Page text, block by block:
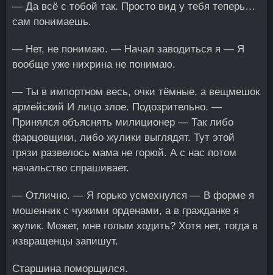
— Да всё с тобой так. Просто вид у тебя теперь…
сам понимаешь.
— Нет, не понимаю. — Начал заводиться я — Я
вообще уже нихрина не понимаю.
— Ты в импортном весь, очки тёмные, а вещмешок
армейский И лицо злое. Подозрительно. —
Принялся объяснять милиционер — Так либо
фарцовщики, либо жулики выглядят. Тут этой
грязи развелось мама не горюй. А с нас потом
начальство спрашивает.
— Отлично. — Я горько усмехнулся — В форме я
мошенник с чужими орденами, а в гражданке я
жулик. Может, мне голым ходить? Хотя нет, тогда в
извращенцы запишут.
Старшина поморщился.